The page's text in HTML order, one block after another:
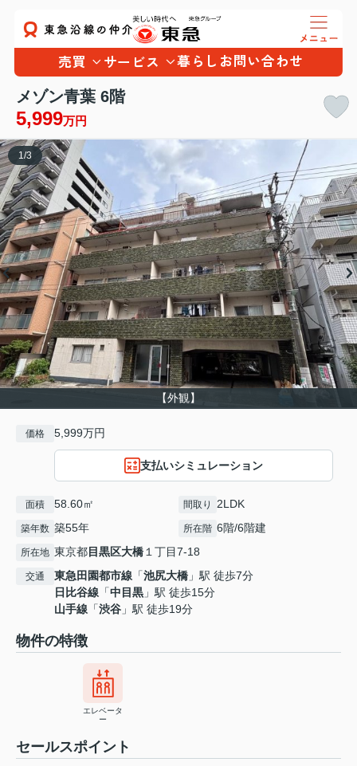
売買 サービス 暮らし お問い合わせ
メゾン青葉 6階
5,999万円
【外観】
1 /3
価格 5,999万円
支払いシミュレーション
面積 58.60㎡ 間取り 2LDK
築年数 築55年 所在階 6階/6階建
所在地 東京都目黒区大橋 １丁目7-18
交通 東急田園都市線 「池尻大橋 」駅 徒歩7分
日比谷線 「中目黒 」駅 徒歩15分
山手線 「渋谷 」駅 徒歩19分
物件の特徴
エレベータ
ー
セールスポイント